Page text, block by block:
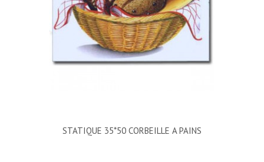
STATIQUE 35*50 CORBEILLE A PAINS